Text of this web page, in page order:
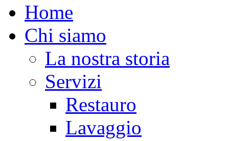
Home
Chi siamo
La nostra storia
Servizi
Restauro
Lavaggio